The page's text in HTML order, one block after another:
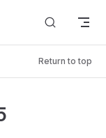
Return to top